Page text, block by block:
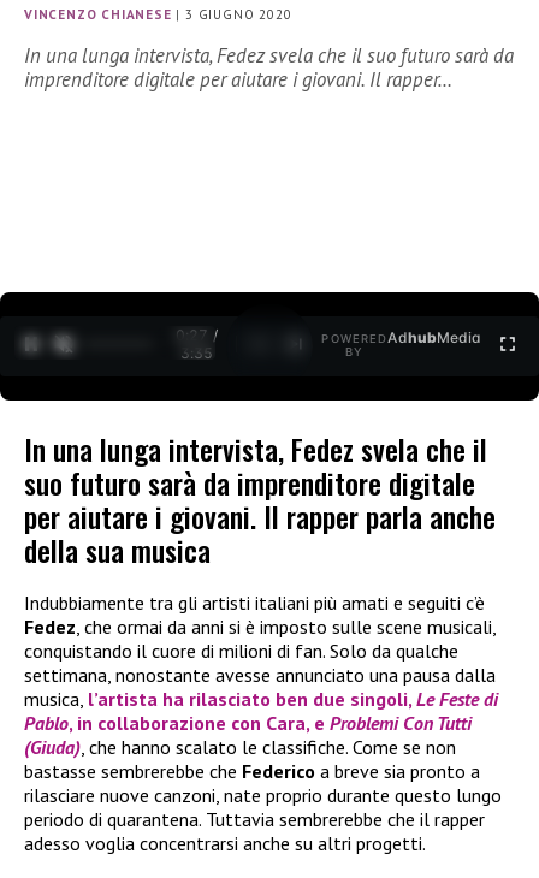
VINCENZO CHIANESE |3 GIUGNO 2020
In una lunga intervista, Fedez svela che il suo futuro sarà da
imprenditore digitale per aiutare i giovani. Il rapper…
0:28 /
3:35
POWERED
BY
AdhubMedia
In una lunga intervista, Fedez svela che il
suo futuro sarà da imprenditore digitale
per aiutare i giovani. Il rapper parla anche
della sua musica
Indubbiamente tra gli artisti italiani più amati e seguiti c’è
Fedez, che ormai da anni si è imposto sulle scene musicali,
conquistando il cuore di milioni di fan. Solo da qualche
settimana, nonostante avesse annunciato una pausa dalla
musica, l’artista ha rilasciato ben due singoli,Le Feste di
Pablo, in collaborazione con Cara, e Problemi Con Tutti
(Giuda), che hanno scalato le classifiche. Come se non
bastasse sembrerebbe che Federico a breve sia pronto a
rilasciare nuove canzoni, nate proprio durante questo lungo
periodo di quarantena. Tuttavia sembrerebbe che il rapper
adesso voglia concentrarsi anche su altri progetti.